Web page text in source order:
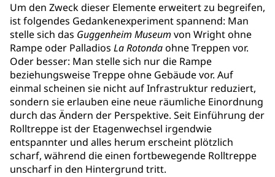
Um den Zweck dieser Elemente erweitert zu begreifen,
ist folgendes Gedankenexperiment spannend: Man
stelle sich das Guggenheim Museum von Wright ohne
Rampe oder Palladios La Rotondaohne Treppen vor.
Oder besser: Man stelle sich nur die Rampe
beziehungsweise Treppe ohne Gebäude vor. Auf
einmal scheinen sie nicht auf Infrastruktur reduziert,
sondern sie erlauben eine neue räumliche Einordnung
durch das Ändern der Perspektive. Seit Einführung der
Rolltreppe ist der Etagenwechsel irgendwie
entspannter und alles herum erscheint plötzlich
scharf, während die einen fortbewegende Rolltreppe
unscharf in den Hintergrund tritt.